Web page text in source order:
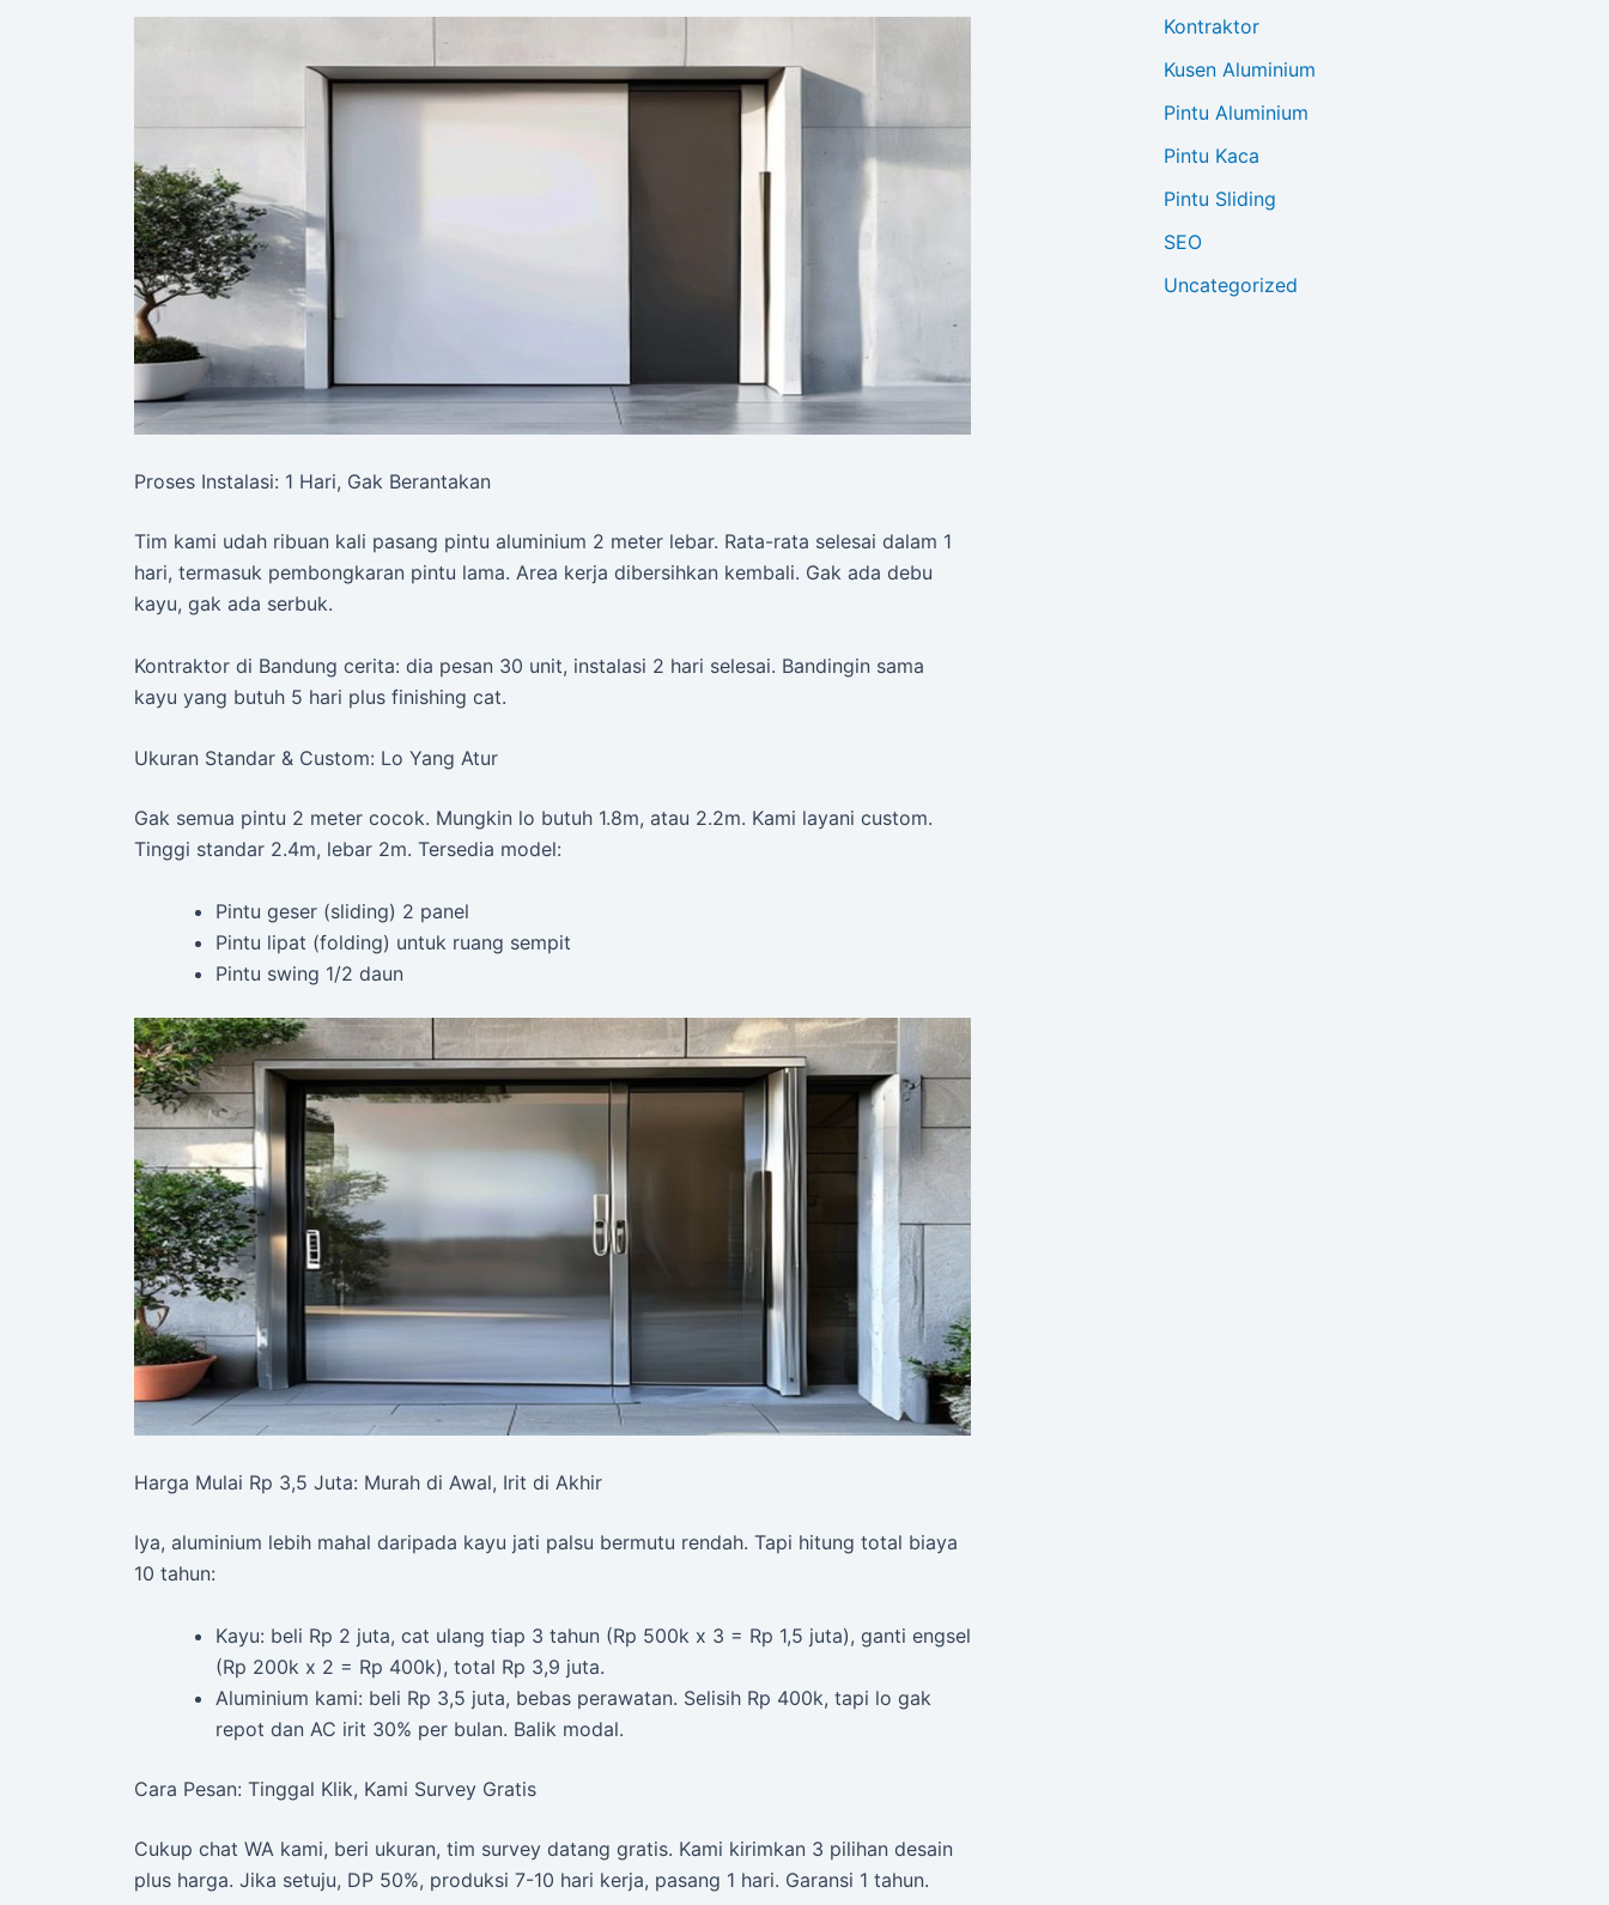
Proses Instalasi: 1 Hari, Gak Berantakan
Tim kami udah ribuan kali pasang pintu aluminium 2 meter lebar. Rata-rata selesai dalam 1
hari, termasuk pembongkaran pintu lama. Area kerja dibersihkan kembali. Gak ada debu
kayu, gak ada serbuk.
Kontraktor di Bandung cerita: dia pesan 30 unit, instalasi 2 hari selesai. Bandingin sama
kayu yang butuh 5 hari plus finishing cat.
Ukuran Standar & Custom: Lo Yang Atur
Gak semua pintu 2 meter cocok. Mungkin lo butuh 1.8m, atau 2.2m. Kami layani custom.
Tinggi standar 2.4m, lebar 2m. Tersedia model:
Pintu geser (sliding) 2 panel
Pintu lipat (folding) untuk ruang sempit
Pintu swing 1/2 daun
Harga Mulai Rp 3,5 Juta: Murah di Awal, Irit di Akhir
Iya, aluminium lebih mahal daripada kayu jati palsu bermutu rendah. Tapi hitung total biaya
10 tahun:
Kayu: beli Rp 2 juta, cat ulang tiap 3 tahun (Rp 500k x 3 = Rp 1,5 juta), ganti engsel
(Rp 200k x 2 = Rp 400k), total Rp 3,9 juta.
Aluminium kami: beli Rp 3,5 juta, bebas perawatan. Selisih Rp 400k, tapi lo gak
repot dan AC irit 30% per bulan. Balik modal.
Cara Pesan: Tinggal Klik, Kami Survey Gratis
Cukup chat WA kami, beri ukuran, tim survey datang gratis. Kami kirimkan 3 pilihan desain
plus harga. Jika setuju, DP 50%, produksi 7-10 hari kerja, pasang 1 hari. Garansi 1 tahun.
Kontraktor
Kusen Aluminium
Pintu Aluminium
Pintu Kaca
Pintu Sliding
SEO
Uncategorized